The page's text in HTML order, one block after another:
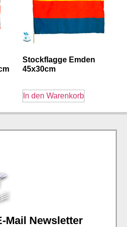
Stockflagge Emden
45x30cm
In den Warenkorb
Mail Newsletter